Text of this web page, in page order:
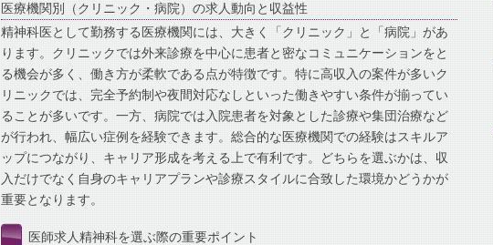
医療機関別（クリニック・病院）の求人動向と収益性
精神科医として勤務する医療機関には、大きく「クリニック」と「病院」があ
ります。クリニックでは外来診療を中心に患者と密なコミュニケーションをと
る機会が多く、働き方が柔軟である点が特徴です。特に高収入の案件が多いク
リニックでは、完全予約制や夜間対応なしといった働きやすい条件が揃ってい
ることが多いです。一方、病院では入院患者を対象とした診療や集団治療など
が行われ、幅広い症例を経験できます。総合的な医療機関での経験はスキルア
ップにつながり、キャリア形成を考える上で有利です。どちらを選ぶかは、収
入だけでなく自身のキャリアプランや診療スタイルに合致した環境かどうかが
重要となります。
医師求人精神科を選ぶ際の重要ポイント